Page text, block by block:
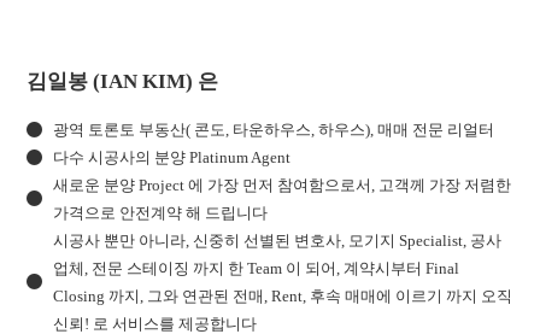
김일봉 (IAN KIM) 은
광역 토론토 부동산( 콘도, 타운하우스, 하우스), 매매 전문 리얼터
다수 시공사의 분양 Platinum Agent
새로운 분양 Project 에 가장 먼저 참여함으로서, 고객께 가장 저렴한
가격으로 안전계약 해 드립니다
시공사 뿐만 아니라, 신중히 선별된 변호사, 모기지 Specialist, 공사
업체, 전문 스테이징 까지 한 Team 이 되어, 계약시부터 Final
Closing 까지, 그와 연관된 전매, Rent, 후속 매매에 이르기 까지 오직
신뢰! 로 서비스를 제공합니다